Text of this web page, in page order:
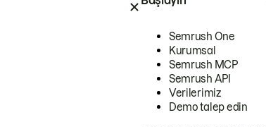
Semrush One
Kurumsal
Semrush MCP
Semrush API
Verilerimiz
Demo talep edin